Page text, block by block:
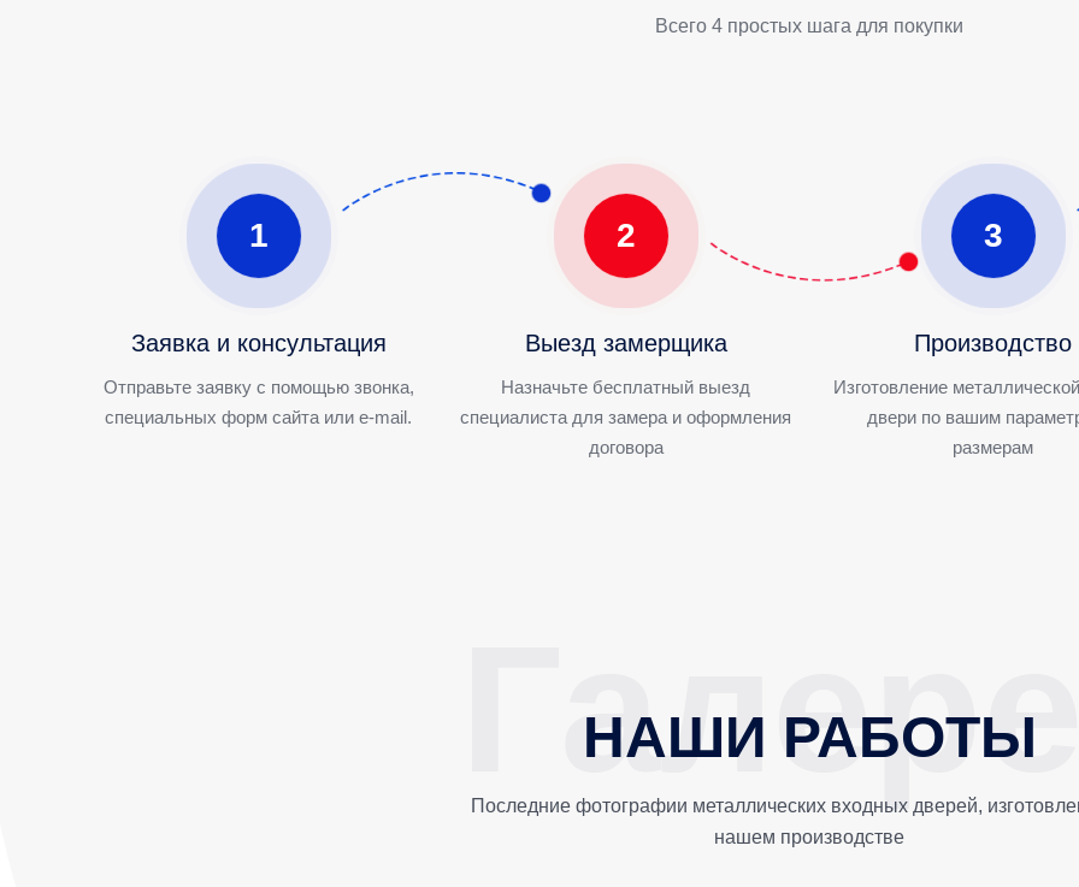
Всего 4 простых шага для покупки
1
Заявка и консультация
Отправьте заявку с помощью звонка,
специальных форм сайта или e-mail.
2
Выезд замерщика
Назначьте бесплатный выезд
специалиста для замера и оформления
договора
3
Производство
Изготовление
двери по вашим
размерам
НАШИ РАБОТЫ
Последние фотографии металлических входных дверей,
нашем производстве